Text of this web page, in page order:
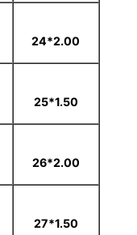
2.00*24
1.50*25
2.00*26
1.50*27